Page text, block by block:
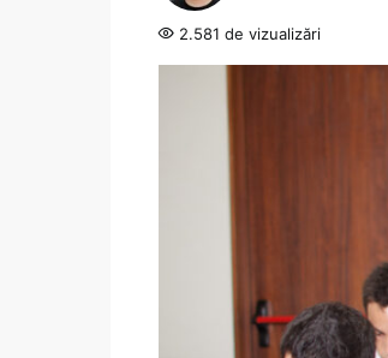
2.581 de vizualizări